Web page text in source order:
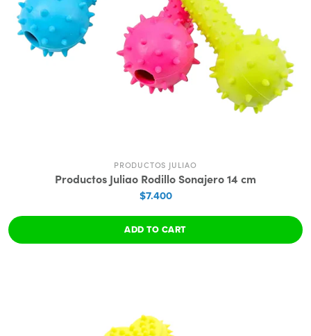
PRODUCTOS JULIAO
Productos Juliao Rodillo Sonajero 14 cm
$7.400
ADD TO CART